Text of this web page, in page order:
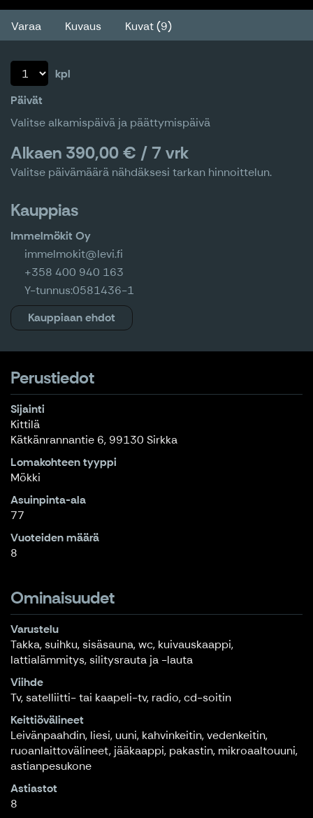
Varaa Kuvaus Kuvat (9)
kpl
Päivät
Valitse alkamispäivä ja päättymispäivä
Alkaen 390,00 € / 7 vrk
Valitse päivämäärä nähdäksesi tarkan hinnoittelun.
Kauppias
Immelmökit Oy
immelmokit@levi.fi
+358 400 940 163
Y-tunnus:0581436-1
Kauppiaan ehdot
Perustiedot
Sijainti
Kittilä
Kätkänrannantie 6, 99130 Sirkka
Lomakohteen tyyppi
Mökki
Asuinpinta-ala
77
Vuoteiden määrä
8
Ominaisuudet
Varustelu
Takka, suihku, sisäsauna, wc, kuivauskaappi,
lattialämmitys, silitysrauta ja -lauta
Viihde
Tv, satelliitti- tai kaapeli-tv, radio, cd-soitin
Keittiövälineet
Leivänpaahdin, liesi, uuni, kahvinkeitin, vedenkeitin,
ruoanlaittovälineet, jääkaappi, pakastin, mikroaaltouuni,
astianpesukone
Astiastot
8